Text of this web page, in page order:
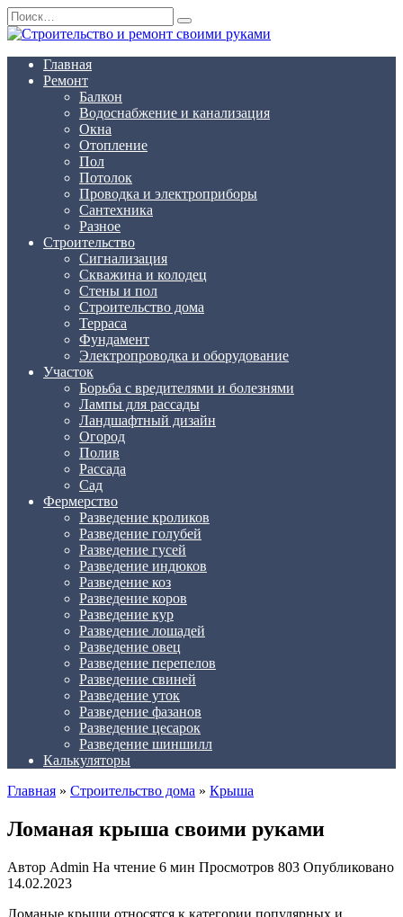
Перейти
к
содержанию
Search
for:
Главная
Ремонт
Балкон
Водоснабжение и канализация
Окна
Отопление
Пол
Потолок
Проводка и электроприборы
Сантехника
Разное
Строительство
Сигнализация
Скважина и колодец
Стены и пол
Строительство дома
Терраса
Фундамент
Электропроводка и оборудование
Участок
Борьба с вредителями и болезнями
Лампы для рассады
Ландшафтный дизайн
Огород
Полив
Рассада
Сад
Фермерство
Разведение кроликов
Разведение голубей
Разведение гусей
Разведение индюков
Разведение коз
Разведение коров
Разведение кур
Разведение лошадей
Разведение овец
Разведение перепелов
Разведение свиней
Разведение уток
Разведение фазанов
Разведение цесарок
Разведение шиншилл
Калькуляторы
Главная » Строительство дома » Крыша
Ломаная крыша своими руками
Автор Admin На чтение 6 мин Просмотров 803 Опубликовано
14.02.2023
Ломаные крыши относятся к категории популярных и